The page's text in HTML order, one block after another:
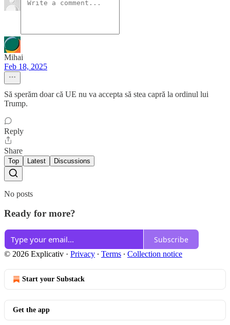
Mihai
Feb 18, 2025
Să sperăm doar că UE nu va accepta să stea capră la ordinul lui
Trump.
Reply
Share
Top Latest Discussions
No posts
Ready for more?
Subscribe
© 2026 Explicativ · Privacy ∙ Terms ∙ Collection notice
Start your Substack
Get the app